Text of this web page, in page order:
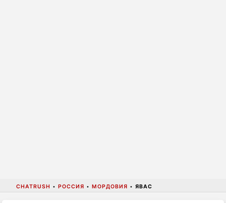
CHATRUSH • РОССИЯ • МОРДОВИЯ • ЯВАС